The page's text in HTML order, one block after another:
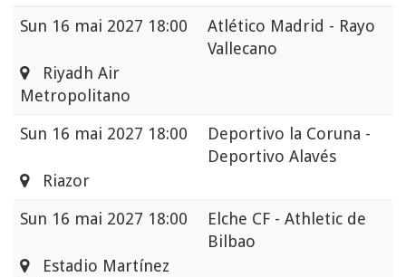
Sun 16 mai 2027 18:00
Atlético Madrid - Rayo
Vallecano
Riyadh Air
Metropolitano
Sun 16 mai 2027 18:00
Deportivo la Coruna -
Deportivo Alavés
Riazor
Sun 16 mai 2027 18:00
Elche CF - Athletic de
Bilbao
Estadio Martínez